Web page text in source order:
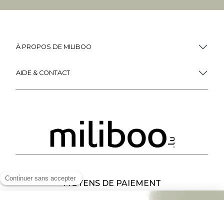
À PROPOS DE MILIBOO
AIDE & CONTACT
MOYENS DE PAIEMENT